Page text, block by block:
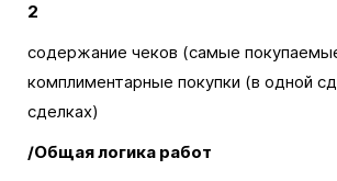
2
содержание чеков (самые
комплиментарные покупки (в одной
сделках)
/Общая логика работ